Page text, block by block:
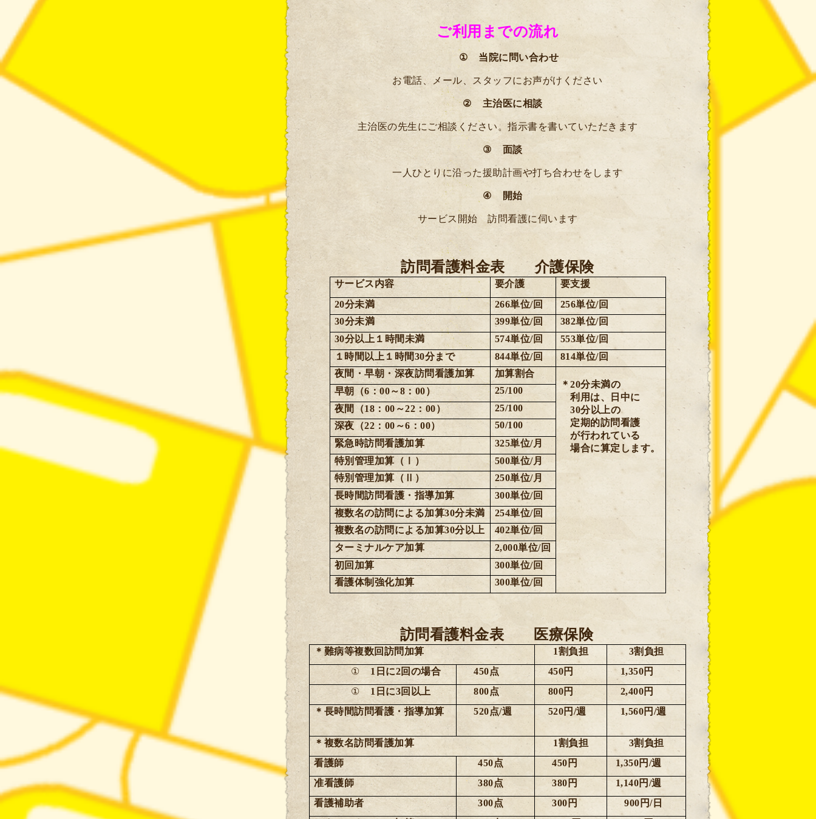
ご利用までの流れ
① 当院に問い合わせ
お電話、メール、スタッフにお声がけください
② 主治医に相談
主治医の先生にご相談ください。指示書を書いていただきます
③ 面談
一人ひとりに沿った援助計画や打ち合わせをします
④ 開始
サービス開始 訪問看護に伺います
訪問看護料金表 介護保険
サービス内容 要介護
要支援
20分未満 266単位/回 256単位/回
30分未満 399単位/回 382単位/回
30分以上１時間未満 574単位/回 553単位/回
１時間以上１時間30分まで 844単位/回 814単位/回
夜間・早朝・深夜訪問看護加算
加算割合
＊20分未満の
利用は、日中に
30分以上の
定期的訪問看護
が行われている
場合に算定します。
早朝（6 ：00～8 ： 00）
25/100
夜間（18 ： 00～22 ： 00）
25/100
深夜（22 ： 00 ～6 ：00）
50/100
緊急時訪問看護加算
325単位/月
特別管理加算（Ⅰ）
500単位/月
特別管理加算（Ⅱ）
250単位/月
長時間訪問看護・指導加算
300単位/回
複数名の訪問による加算30分未満 254単位/回
複数名の訪問による加算30分以上 402単位/回
ターミナルケア加算
2,000単位/回
初回加算
300単位/回
看護体制強化加算
300単位/回
訪問看護料金表 医療保険
＊難病等複数回訪問加算 1割負担 3割負担
①
1 日に2回の場合 450点 450円 1,350円
①
1 日に3回以上 800点 800円 2,400円
＊長時間訪問看護・指導加算
520点/週 520円 /週 1,560円 /週
＊複数名訪問看護加算 1割負担 3割負担
看護師
450点 450 円 1,350円 /週
准看護師
380点 380 円 1,140円 /週
看護補助者
300点 300 円 900 円/日